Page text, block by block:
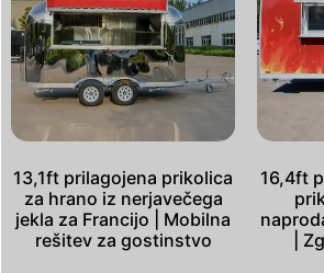
13,1ft prilagojena prikolica
za hrano iz nerjavečega
jekla za Francijo | Mobilna
rešitev za gostinstvo
16,4ft
|